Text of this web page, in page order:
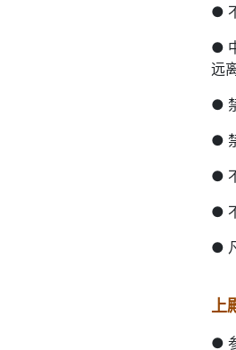
●
●
远
●
●
●
●
●
上
●